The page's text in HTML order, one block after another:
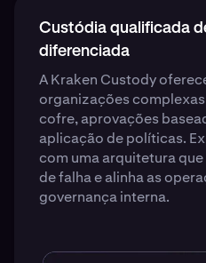
Custódia qualificada
diferenciada
A Kraken Custody
organizações
cofre, aprovações
aplicação de políticas.
com uma arquitetura
de falha e alinha as
governança interna.